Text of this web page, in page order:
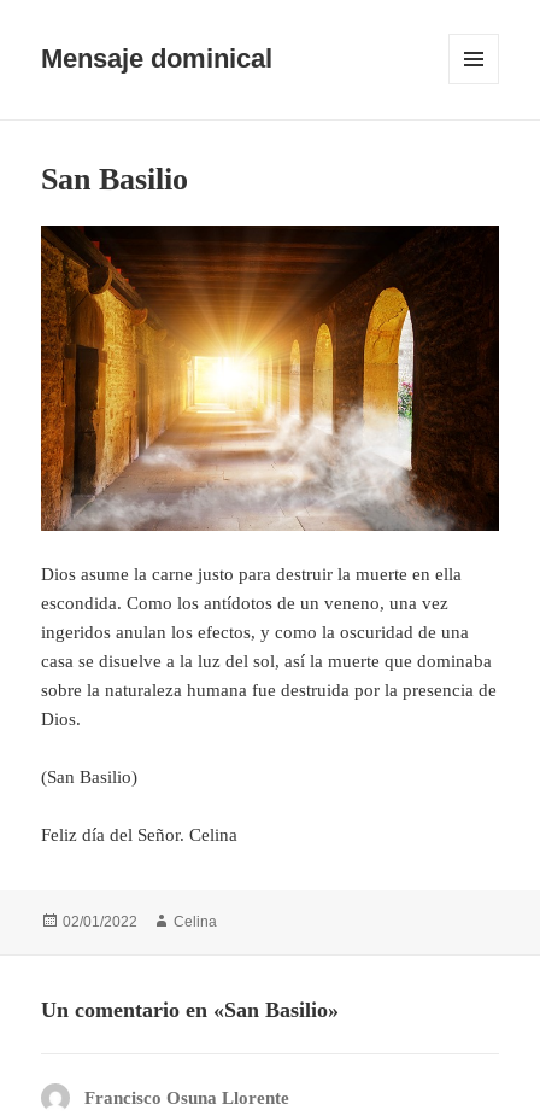
Mensaje dominical
San Basilio
Dios asume la carne justo para destruir la muerte en ella
escondida. Como los antídotos de un veneno, una vez
ingeridos anulan los efectos, y como la oscuridad de una
casa se disuelve a la luz del sol, así la muerte que dominaba
sobre la naturaleza humana fue destruida por la presencia de
Dios.
(San Basilio)
Feliz día del Señor. Celina
Publicado
02/01/2022 Autor
Celina
Un comentario en «San Basilio»
Francisco Osuna Llorente